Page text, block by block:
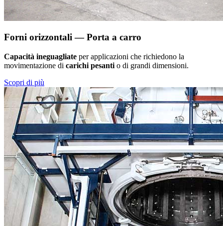
Forni orizzontali — Porta a carro
Capacità ineguagliate per applicazioni che richiedono la
movimentazione di carichi pesanti o di grandi dimensioni.
Scopri di più